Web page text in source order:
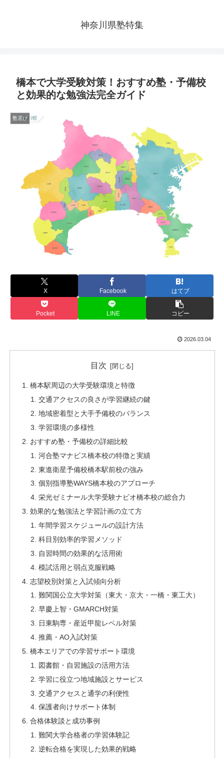
神奈川県塾特集
橋本で大学受験対策！おすすめ塾・予備校
と効果的な勉強法完全ガイド
塾選び
X Facebook はてブ
Pocket LINE コピー
2026.03.04
目次
橋本駅周辺の大学受験環境と特徴
交通アクセスの良さが学習継続の鍵
地域密着型と大手予備校のバランス
学習環境の多様性
おすすめ塾・予備校の詳細比較
河合塾マナビス橋本校の特徴と実績
東進衛星予備校橋本駅前校の強み
個別指導塾WAYS橋本校のアプローチ
栄光ゼミナール大学受験ナビオ橋本校の総合力
効果的な勉強法と学習計画の立て方
年間学習スケジュールの設計方法
科目別効率的学習メソッド
自習時間の効果的な活用術
模試活用と弱点克服戦略
志望校別対策と入試傾向分析
難関国公立大学対策（東大・京大・一橋・東工大）
早慶上智・GMARCH対策
日東駒専・産近甲龍レベル対策
推薦・AO入試対策
橋本エリアでの学習サポート環境
図書館・自習施設の活用方法
学習に役立つ地域施設とサービス
交通アクセスと通学の利便性
保護者向けサポート体制
合格体験談と成功事例
難関大学合格者の学習体験記
逆転合格を実現した効果的戦略